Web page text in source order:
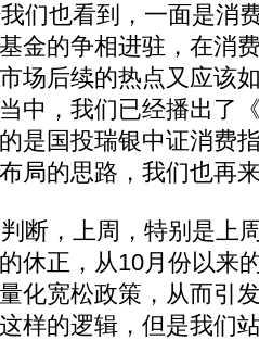
们也看到，一面是消
金的争相进驻，在消
场后续的热点又应该
中，我们已经播出了
是国投瑞银中证消费
局的思路，我们也再
断，上周，特别是上
休正，从10月份以来
化宽松政策，从而引
样的逻辑，但是我们